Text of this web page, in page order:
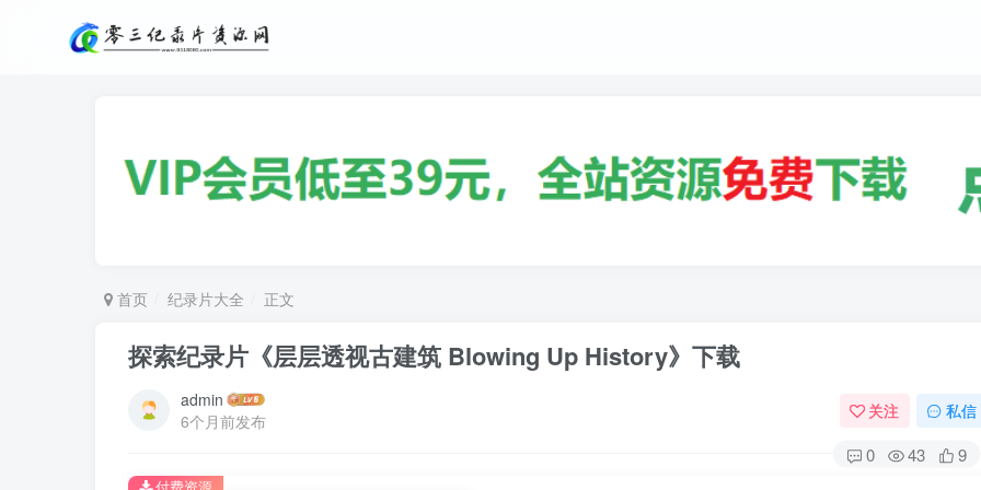
首页 纪录片大全 正文
探索纪录片《层层透视古建筑 Blowing Up History》下载
admin
6个月前发布
关注 私信
0 43 9